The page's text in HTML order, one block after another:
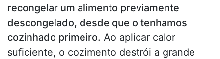
recongelar um alimento previamente
descongelado, desde que o tenhamos
cozinhado primeiro. Ao aplicar calor
suficiente, o cozimento destrói a grande